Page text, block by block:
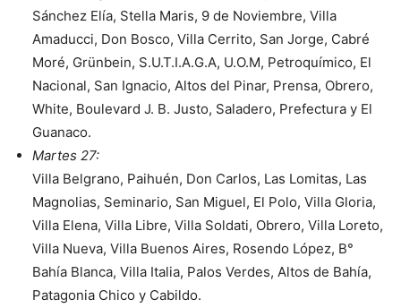
Sánchez Elía, Stella Maris, 9 de Noviembre, Villa
Amaducci, Don Bosco, Villa Cerrito, San Jorge, Cabré
Moré, Grünbein, S.U.T.I.A.G.A, U.O.M, Petroquímico, El
Nacional, San Ignacio, Altos del Pinar, Prensa, Obrero,
White, Boulevard J. B. Justo, Saladero, Prefectura y El
Guanaco.
Martes 27:
Villa Belgrano, Paihuén, Don Carlos, Las Lomitas, Las
Magnolias, Seminario, San Miguel, El Polo, Villa Gloria,
Villa Elena, Villa Libre, Villa Soldati, Obrero, Villa Loreto,
Villa Nueva, Villa Buenos Aires, Rosendo López, B°
Bahía Blanca, Villa Italia, Palos Verdes, Altos de Bahía,
Patagonia Chico y Cabildo.